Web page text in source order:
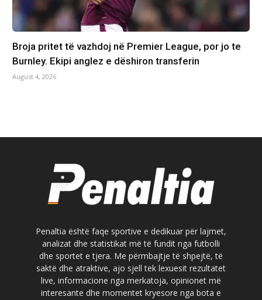
Broja pritet të vazhdoj në Premier League, por jo te
Burnley. Ekipi anglez e dëshiron transferin
August 4, 2026
Penaltia është faqe sportive e dedikuar për lajmet,
analizat dhe statistikat më të fundit nga futbolli
dhe sportet e tjera. Me përmbajtje të shpejtë, të
saktë dhe atraktive, ajo sjell tek lexuesit rezultatet
live, informacione nga merkatoja, opinionet më
interesante dhe momentet kryesore nga bota e